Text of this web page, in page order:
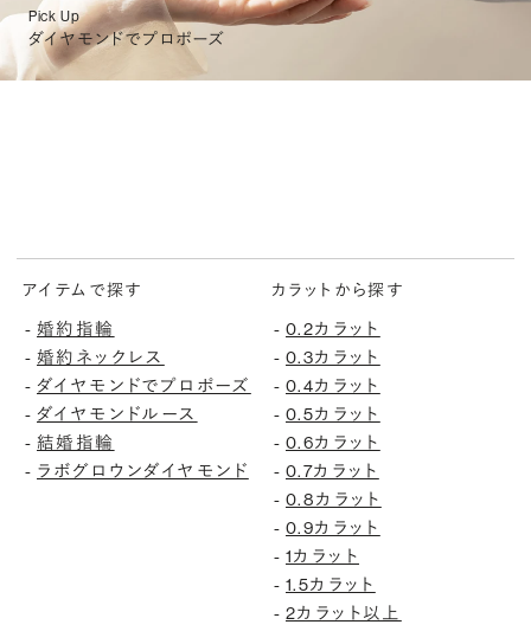
Pick Up
ダイヤモンドでプロポーズ
アイテムで探す
- 婚約指輪
- 婚約ネックレス
- ダイヤモンドでプロポーズ
- ダイヤモンドルース
- 結婚指輪
- ラボグロウンダイヤモンド
カラットから探す
- 0.2カラット
- 0.3カラット
- 0.4カラット
- 0.5カラット
- 0.6カラット
- 0.7カラット
- 0.8カラット
- 0.9カラット
- 1カラット
- 1.5カラット
- 2カラット以上